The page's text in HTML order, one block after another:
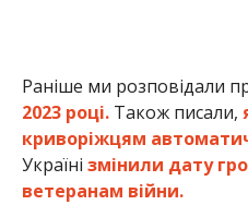
Раніше ми розповідали
2023 році.Також писали,
криворіжцям
Україні змінили дату
ветеранам війни.